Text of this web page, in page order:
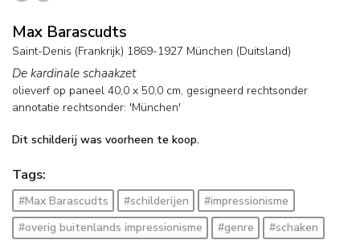
Max Barascudts
Saint-Denis (Frankrijk) 1869-1927 München (Duitsland)
De kardinale schaakzet
olieverf op paneel 40,0 x 50,0 cm, gesigneerd rechtsonder
annotatie rechtsonder: 'München'
Dit schilderij was voorheen te koop.
Tags:
#Max Barascudts #schilderijen
#impressionisme
#overig buitenlands impressionisme
#genre
#schaken